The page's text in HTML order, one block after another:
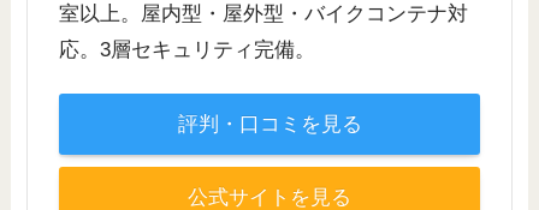
室以上。屋内型・屋外型・バイクコンテナ対
応。3層セキュリティ完備。
評判・口コミを見る
公式サイトを見る